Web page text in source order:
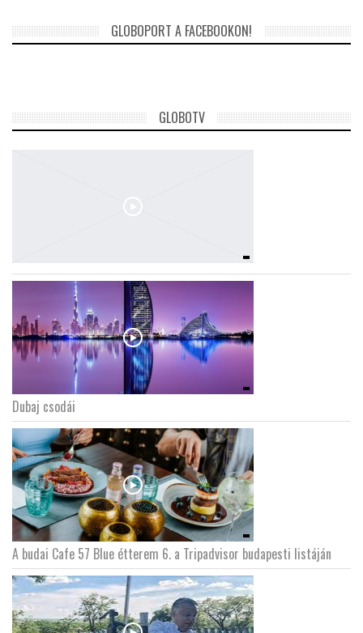
GLOBOPORT A FACEBOOKON!
GLOBOTV
Dubaj csodái
A budai Cafe 57 Blue étterem 6. a Tripadvisor budapesti listáján